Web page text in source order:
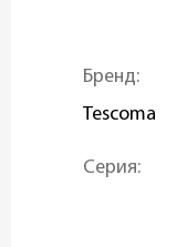
Бренд:
Tescoma
Серия: